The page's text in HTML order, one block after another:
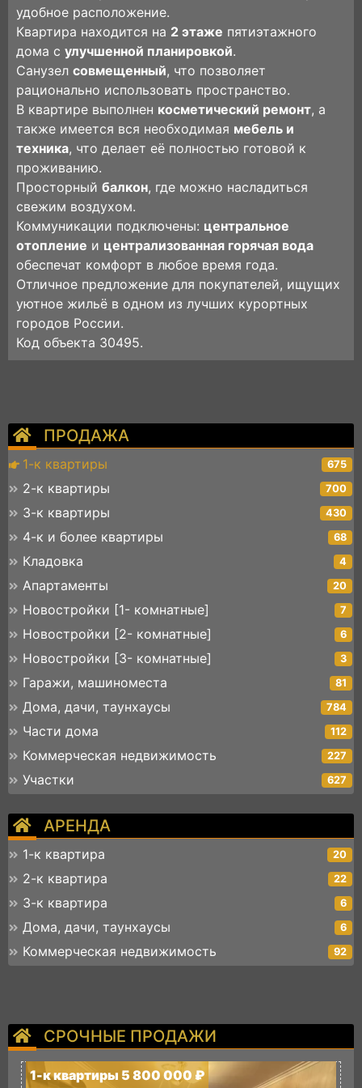
ПРОДАЖА
1-к квартиры 675
2-к квартиры 700
3-к квартиры 430
4-к и более квартиры 68
Кладовка 4
Апартаменты 20
Новостройки [1- комнатные] 7
Новостройки [2- комнатные] 6
Новостройки [3- комнатные] 3
Гаражи, машиноместа 81
Дома, дачи, таунхаусы 784
Части дома 112
Коммерческая недвижимость 227
Участки 627
АРЕНДА
1-к квартира 20
2-к квартира 22
3-к квартира 6
Дома, дачи, таунхаусы 6
Коммерческая недвижимость 92
удобное расположение.
Квартира находится на 2 этаже пятиэтажного
дома с улучшенной планировкой.
Санузел совмещенный, что позволяет
рационально использовать пространство.
В квартире выполнен косметический ремонт, а
также имеется вся необходимая мебель и
техника, что делает её полностью готовой к
проживанию.
Просторный балкон, где можно насладиться
свежим воздухом.
Коммуникации подключены: центральное
отопление и централизованная горячая вода
обеспечат комфорт в любое время года.
Отличное предложение для покупателей, ищущих
уютное жильё в одном из лучших курортных
городов России.
Код объекта 30495.
СРОЧНЫЕ ПРОДАЖИ
1-к квартиры 5 800 000 ₽